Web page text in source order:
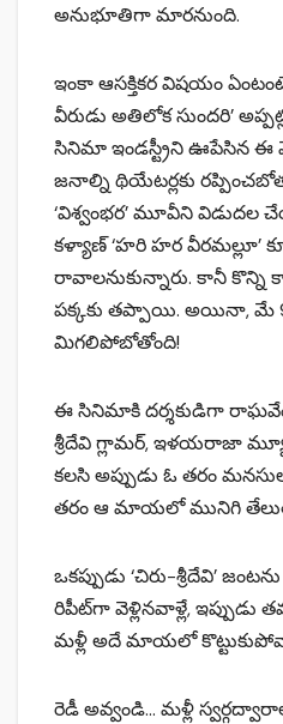
అనుభూతిగా మారనుంది.
ఇంకా ఆసక్తికర విషయం
వీరుడు అతిలోక సుందరి’
సినిమా ఇండస్ట్రీని ఊపేసిన ఈ
జనాల్ని థియేటర్లకు
‘విశ్వంభర’ మూవీని విడుదల
కళ్యాణ్ ‘హరి హర వీరమల్లూ’
రావాలనుకున్నారు. కానీ కొన్ని
పక్కకు తప్పాయి. అయినా,
మిగలిపోబోతోంది!
ఈ సినిమాకి దర్శకుడిగా
శ్రీదేవి గ్లామర్, ఇళయరాజా
కలసి అప్పుడు ఓ తరం
తరం ఆ మాయలో మునిగి
ఒకప్పుడు ‘చిరు-శ్రీదేవి’
రిపీట్‌గా వెళ్లినవాళ్లే, ఇప్పుడు
మళ్లీ అదే మాయలో
రెడీ అవ్వండి… మళ్లీ